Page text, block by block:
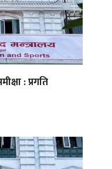
: प्रगति